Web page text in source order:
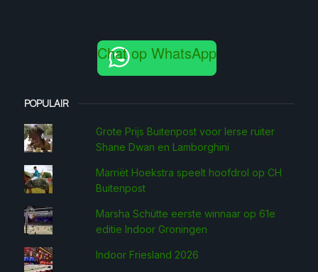
Chat op WhatsApp
POPULAIR
Grote Prijs Buitenpost voor Ierse ruiter
Shane Dwan en Lamborghini
Marriët Hoekstra speelt hoofdrol op CH
Buitenpost
Marsha Schütte eerste win­naar op 61e
editie Indoor Groningen
Indoor Friesland 2026